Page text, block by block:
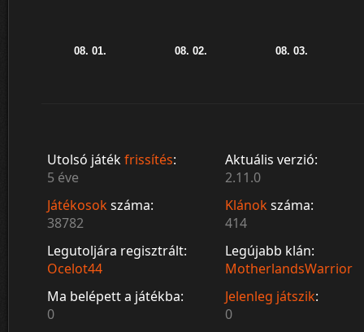
Utolsó játékfrissítés:
5 éve
Aktuális verzió:
2.11.0
Játékosokszáma:
38782
Klánokszáma:
414
Legutoljára regisztrált:
Ocelot44
Legújabb klán:
MotherlandsWarrior
Ma belépett a játékba:
0
Jelenleg játszik:
0